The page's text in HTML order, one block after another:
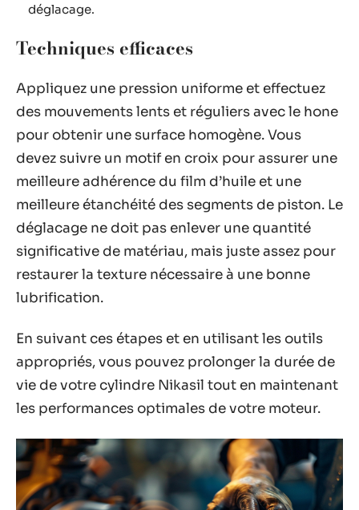
déglacage.
Techniques efficaces
Appliquez une pression uniforme et effectuez
des mouvements lents et réguliers avec le hone
pour obtenir une surface homogène. Vous
devez suivre un motif en croix pour assurer une
meilleure adhérence du film d’huile et une
meilleure étanchéité des segments de piston. Le
déglacage ne doit pas enlever une quantité
significative de matériau, mais juste assez pour
restaurer la texture nécessaire à une bonne
lubrification.
En suivant ces étapes et en utilisant les outils
appropriés, vous pouvez prolonger la durée de
vie de votre cylindre Nikasil tout en maintenant
les performances optimales de votre moteur.